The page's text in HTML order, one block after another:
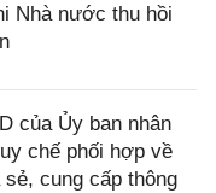
Nhà nước thu hồi
của Ủy ban nhân
chế phối hợp về
cung cấp thông